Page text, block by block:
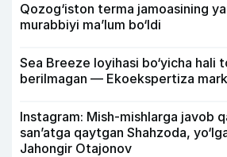
Qozog‘iston terma jamoasining
murabbiyi ma’lum bo‘ldi
Sea Breeze loyihasi bo‘yicha hali
berilmagan — Ekoekspertiza
Instagram: Mish-mishlarga javob
san’atga qaytgan Shahzoda,
Jahongir Otajonov